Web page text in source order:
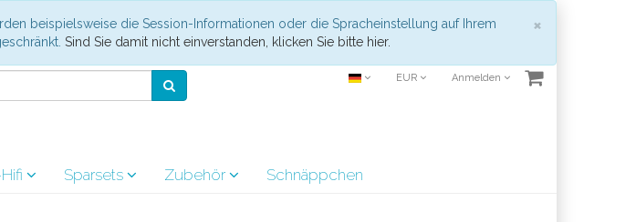
×
beispielsweise die Session-Informationen oder die Spracheinstellung auf Ihrem
Sind Sie damit nicht einverstanden, klicken Sie bitte hier.
EUR Anmelden
Sparsets Zubehör Schnäppchen